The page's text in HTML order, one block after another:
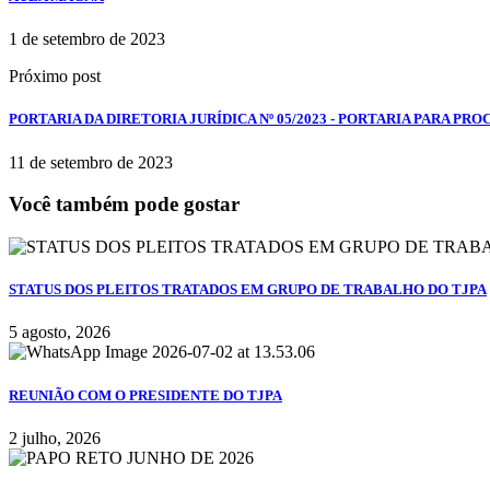
1 de setembro de 2023
Próximo post
PORTARIA DA DIRETORIA JURÍDICA Nº 05/2023 - PORTARIA PARA
11 de setembro de 2023
Você também pode gostar
STATUS DOS PLEITOS TRATADOS EM GRUPO DE TRABALHO DO TJPA
5 agosto, 2026
REUNIÃO COM O PRESIDENTE DO TJPA
2 julho, 2026